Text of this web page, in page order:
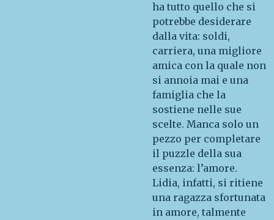
ha tutto quello che si
potrebbe desiderare
dalla vita: soldi,
carriera, una migliore
amica con la quale non
si annoia mai e una
famiglia che la
sostiene nelle sue
scelte. Manca solo un
pezzo per completare
il puzzle della sua
essenza: l’amore.
Lidia, infatti, si ritiene
una ragazza sfortunata
in amore, talmente